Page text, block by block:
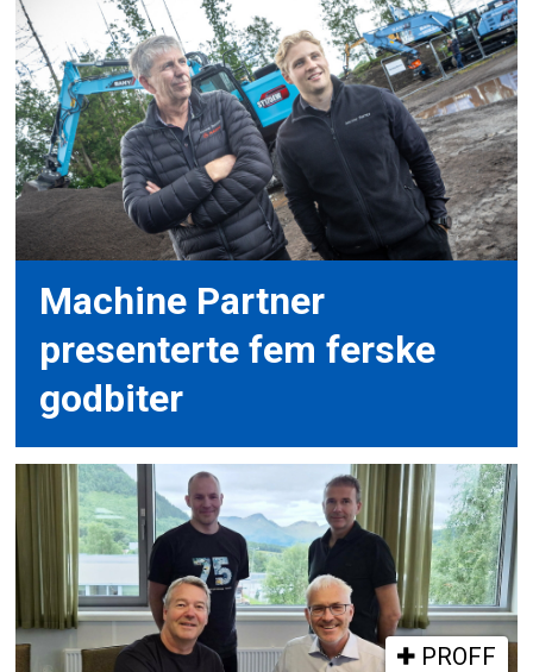
Machine Partner
presenterte fem ferske
godbiter
PROFF